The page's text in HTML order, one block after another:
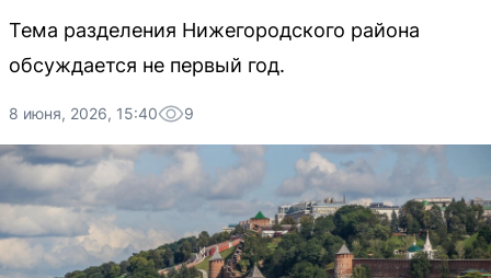
Тема разделения Нижегородского района
обсуждается не первый год.
8 июня, 2026, 15:40 9